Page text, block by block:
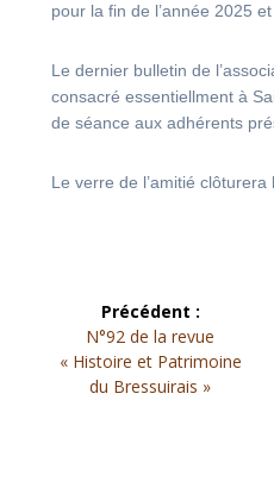
pour la fin de l’année 2025 et
Le dernier bulletin de
consacré essentiellment à
de séance aux adhérents
Le verre de l’amitié clôturera
l’article
Précédent :
Article
précédent :
N°92 de la revue
« Histoire et Patrimoine
du Bressuirais »